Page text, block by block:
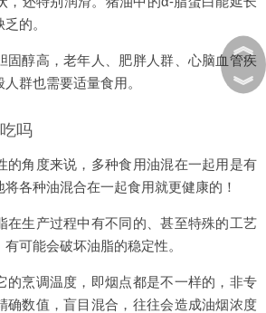
的。
固醇高，老年人、肥胖人群、心脑血管疾
群也需要适量食用。
吗
的角度来说，多种食用油混在一起用是有
各种油混合在一起食用就更健康的！
在生产过程中有不同的、甚至特殊的工艺
可能会破坏油脂的稳定性。
的烹调温度，即烟点都是不一样的，非专
确数值，盲目混合，往往会造成油烟浓度
︽
︾